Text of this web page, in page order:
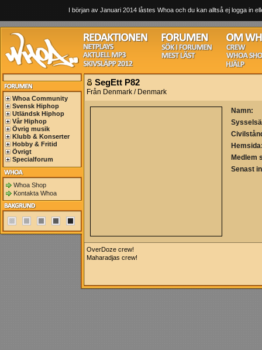
I början av Januari 2014 låstes Whoa och du kan alltså ej logga in
Whoa Community
Svensk Hiphop
Utländsk Hiphop
Vår Hiphop
Övrig musik
Klubb & Konserter
Hobby & Fritid
Övrigt
Specialforum
Whoa Shop
Kontakta Whoa
SegEtt P82
Från Denmark / Denmark
Namn:
Medlem
Senast
OverDoze crew!
Maharadjas crew!